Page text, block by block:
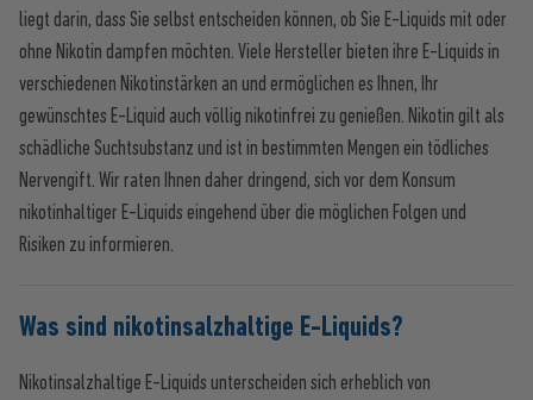
liegt darin, dass Sie selbst entscheiden können, ob Sie E-Liquids mit oder
ohne Nikotin dampfen möchten. Viele Hersteller bieten ihre E-Liquids in
verschiedenen Nikotinstärken an und ermöglichen es Ihnen, Ihr
gewünschtes E-Liquid auch völlig nikotinfrei zu genießen. Nikotin gilt als
schädliche Suchtsubstanz und ist in bestimmten Mengen ein tödliches
Nervengift. Wir raten Ihnen daher dringend, sich vor dem Konsum
nikotinhaltiger E-Liquids eingehend über die möglichen Folgen und
Risiken zu informieren.
Was sind nikotinsalzhaltige E-Liquids?
Nikotinsalzhaltige E-Liquids unterscheiden sich erheblich von